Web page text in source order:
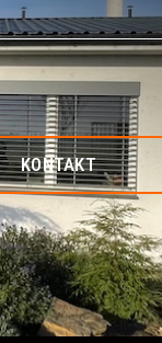
KONTAKT